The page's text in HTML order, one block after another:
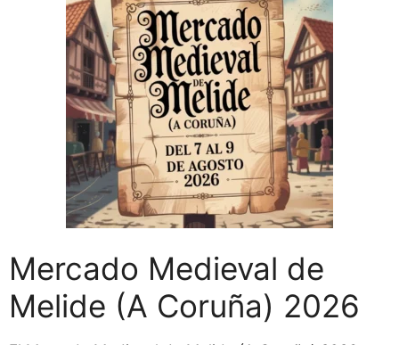
Mercado Medieval de
Melide (A Coruña) 2026